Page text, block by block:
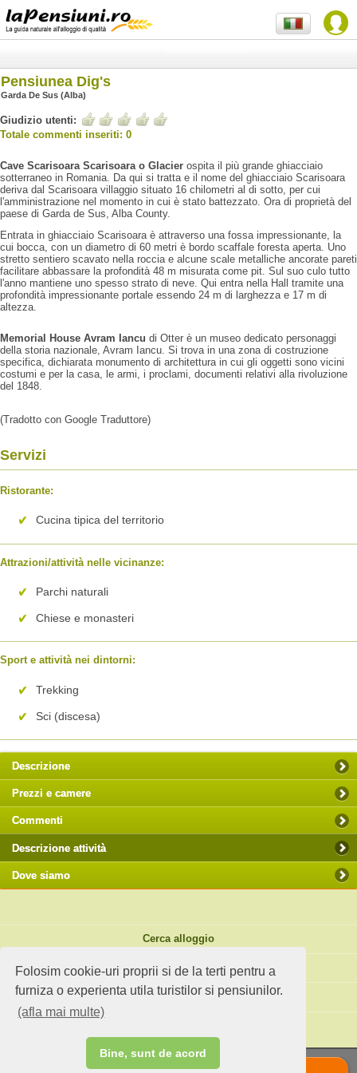
Folosim cookie-uri proprii si de la terti pentru a
furniza o experienta utila turistilor si pensiunilor.
(afla mai multe)
Bine, sunt de acord
Pensiunea Dig's
Garda De Sus (Alba)
Giudizio utenti:
Totale commenti inseriti: 0
Cave Scarisoara Scarisoara o Glacier ospita il più grande ghiacciaio
sotterraneo in Romania. Da qui si tratta e il nome del ghiacciaio Scarisoara
deriva dal Scarisoara villaggio situato 16 chilometri al di sotto, per cui
l'amministrazione nel momento in cui è stato battezzato. Ora di proprietà del
paese di Garda de Sus, Alba County.
Entrata in ghiacciaio Scarisoara è attraverso una fossa impressionante, la
cui bocca, con un diametro di 60 metri è bordo scaffale foresta aperta. Uno
stretto sentiero scavato nella roccia e alcune scale metalliche ancorate pareti
facilitare abbassare la profondità 48 m misurata come pit. Sul suo culo tutto
l'anno mantiene uno spesso strato di neve. Qui entra nella Hall tramite una
profondità impressionante portale essendo 24 m di larghezza e 17 m di
altezza.
Memorial House Avram Iancu di Otter è un museo dedicato personaggi
della storia nazionale, Avram Iancu. Si trova in una zona di costruzione
specifica, dichiarata monumento di architettura in cui gli oggetti sono vicini
costumi e per la casa, le armi, i proclami, documenti relativi alla rivoluzione
del 1848.
(Tradotto con Google Traduttore)
Servizi
Ristorante:
Cucina tipica del territorio
Attrazioni/attività nelle vicinanze:
Parchi naturali
Chiese e monasteri
Sport e attività nei dintorni:
Trekking
Sci (discesa)
Descrizione
Prezzi e camere
Commenti
Descrizione attività
Dove siamo
Cerca alloggio
Spunti di viaggio
Sito standard